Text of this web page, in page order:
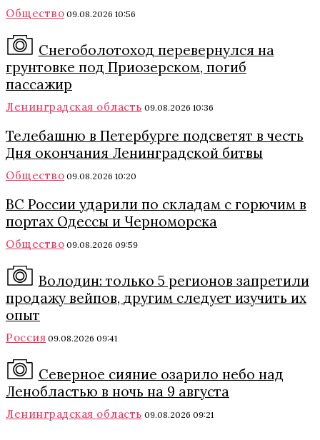
Общество 09.08.2026 10:56
Снегоболотоход перевернулся на
грунтовке под Приозерском, погиб
пассажир
Ленинградская область 09.08.2026 10:36
Телебашню в Петербурге подсветят в честь
Дня окончания Ленинградской битвы
Общество 09.08.2026 10:20
ВС России ударили по складам с горючим в
портах Одессы и Черноморска
Общество 09.08.2026 09:59
Володин: только 5 регионов запретили
продажу вейпов, другим следует изучить их
опыт
Россия 09.08.2026 09:41
Северное сияние озарило небо над
Ленобластью в ночь на 9 августа
Ленинградская область 09.08.2026 09:21